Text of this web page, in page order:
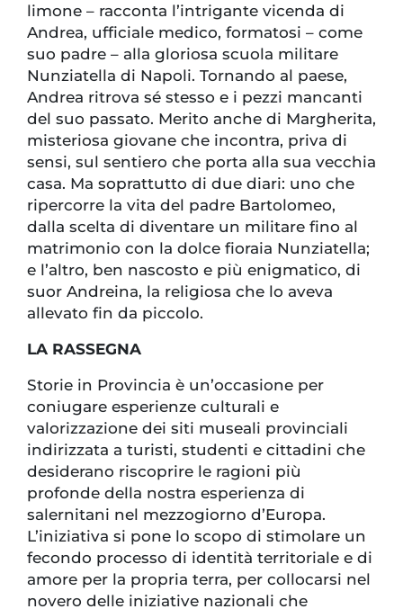
limone – racconta l’intrigante vicenda di
Andrea, ufficiale medico, formatosi – come
suo padre – alla gloriosa scuola militare
Nunziatella di Napoli. Tornando al paese,
Andrea ritrova sé stesso e i pezzi mancanti
del suo passato. Merito anche di Margherita,
misteriosa giovane che incontra, priva di
sensi, sul sentiero che porta alla sua vecchia
casa. Ma soprattutto di due diari: uno che
ripercorre la vita del padre Bartolomeo,
dalla scelta di diventare un militare fino al
matrimonio con la dolce fioraia Nunziatella;
e l’altro, ben nascosto e più enigmatico, di
suor Andreina, la religiosa che lo aveva
allevato fin da piccolo.
LA RASSEGNA
Storie in Provincia è un’occasione per
coniugare esperienze culturali e
valorizzazione dei siti museali provinciali
indirizzata a turisti, studenti e cittadini che
desiderano riscoprire le ragioni più
profonde della nostra esperienza di
salernitani nel mezzogiorno d’Europa.
L’iniziativa si pone lo scopo di stimolare un
fecondo processo di identità territoriale e di
amore per la propria terra, per collocarsi nel
novero delle iniziative nazionali che